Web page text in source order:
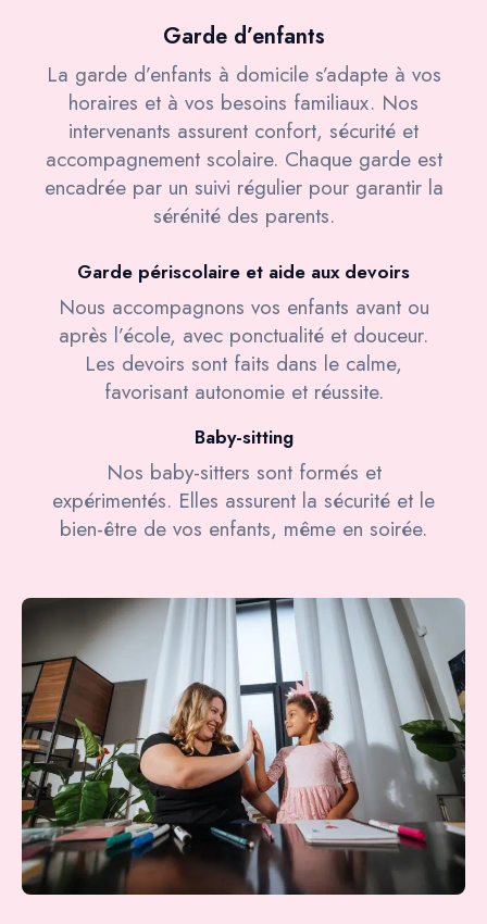
Garde d’enfants
La garde d’enfants à domicile s’adapte à vos
horaires et à vos besoins familiaux. Nos
intervenants assurent confort, sécurité et
accompagnement scolaire. Chaque garde est
encadrée par un suivi régulier pour garantir la
sérénité des parents.
Garde périscolaire et aide aux devoirs
Nous accompagnons vos enfants avant ou
après l’école, avec ponctualité et douceur.
Les devoirs sont faits dans le calme,
favorisant autonomie et réussite.
Baby-sitting
Nos baby-sitters sont formés et
expérimentés. Elles assurent la sécurité et le
bien-être de vos enfants, même en soirée.